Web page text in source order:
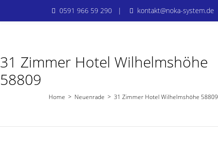
0591 966 59 290 | kontakt@noka-system.de
31 Zimmer Hotel Wilhelmshöhe
58809
Home > Neuenrade > 31 Zimmer Hotel Wilhelmshöhe 58809